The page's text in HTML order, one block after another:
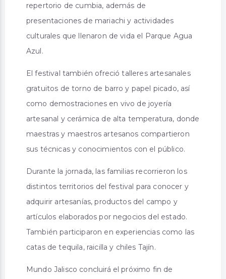
repertorio de cumbia, además de
presentaciones de mariachi y actividades
culturales que llenaron de vida el Parque Agua
Azul.
El festival también ofreció talleres artesanales
gratuitos de torno de barro y papel picado, así
como demostraciones en vivo de joyería
artesanal y cerámica de alta temperatura, donde
maestras y maestros artesanos compartieron
sus técnicas y conocimientos con el público.
Durante la jornada, las familias recorrieron los
distintos territorios del festival para conocer y
adquirir artesanías, productos del campo y
artículos elaborados por negocios del estado.
También participaron en experiencias como las
catas de tequila, raicilla y chiles Tajín.
Mundo Jalisco concluirá el próximo fin de